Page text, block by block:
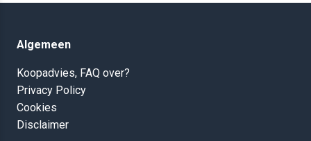
Algemeen
Koopadvies, FAQ over?
Privacy Policy
Cookies
Disclaimer